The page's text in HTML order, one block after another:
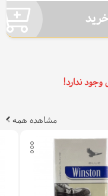
ندارد!
مشاهده همه